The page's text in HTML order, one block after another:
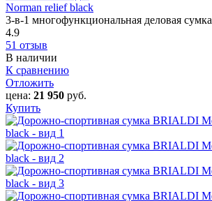
Norman relief black
3-в-1 многофункциональная деловая сумка
4.9
51 отзыв
В наличии
К сравнению
Отложить
цена: 21 950 руб.
Купить